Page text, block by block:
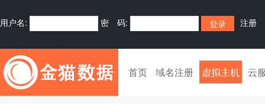
用户名: 密 码: 注册
首页 域名注册 虚拟主机 云